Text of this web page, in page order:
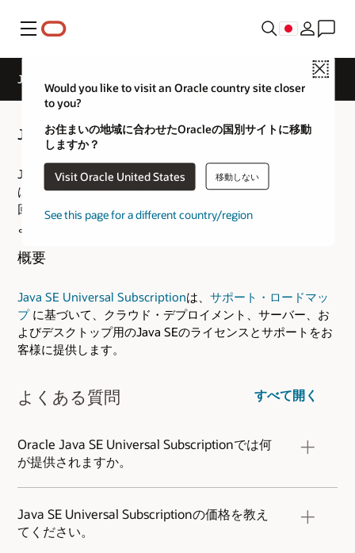
メニュー
Close
Would you like to visit an Oracle country site closer
to you?
お住まいの地域に合わせたOracleの国別サイトに移動
しますか？
Visit Oracle United States 移動しない
See this page for a different country/region
Java SEの概要- 一般的なFAQ
Java SEの一般的なFAQ
Java Platform, Standard Editionに関する一般的なFAQ集で
は、このテクノロジに関する最も一般的な質問への簡単な
回答を提供します。また、このWebサイトから入手可能な
より詳細な情報へのリンクもあります。
概要
Java SE Universal Subscriptionは、 サポート・ロードマッ
プ に基づいて、クラウド・デプロイメント、サーバー、お
よびデスクトップ用のJava SEのライセンスとサポートをお
客様に提供します。
よくある質問 すべて開く
Oracle Java SE Universal Subscriptionでは何
が提供されますか。
Oracle Java SE Universal Subscriptionについて
は、こちらをご確認ください。
Java SE Universal Subscriptionの価格を教え
てください。